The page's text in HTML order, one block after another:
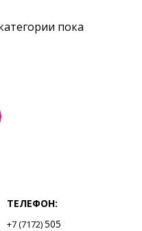
пока
ТЕЛЕФОН:
+7 (7172)505